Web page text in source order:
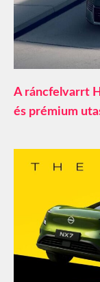
A ráncfelvarrt
és prémium